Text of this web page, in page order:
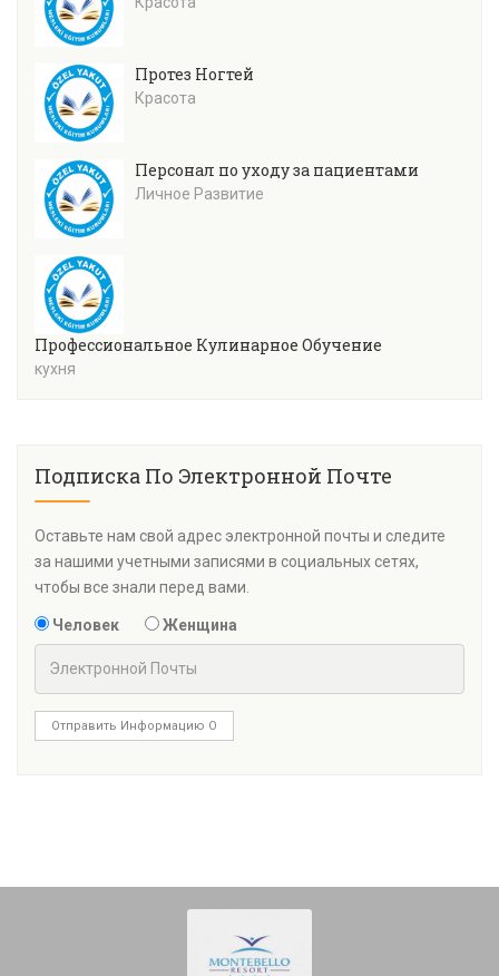
Протез Ногтей
Красота
Персонал по уходу за пациентами
Личное Развитие
Профессиональное Кулинарное Обучение
кухня
Подписка По Электронной Почте
Оставьте нам свой адрес электронной почты и следите
за нашими учетными записями в социальных сетях,
чтобы все знали перед вами.
Человек Женщина
Отправить Информацию О